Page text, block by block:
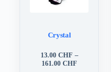
gewählt
Crystal
13.00 CHF –
161.00 CHFPreisspanne: